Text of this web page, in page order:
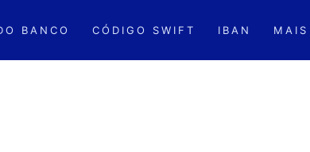
BANCO CÓDIGO SWIFT IBAN MAIS